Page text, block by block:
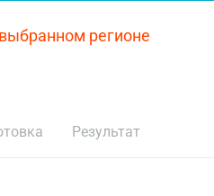
регионе
Результат